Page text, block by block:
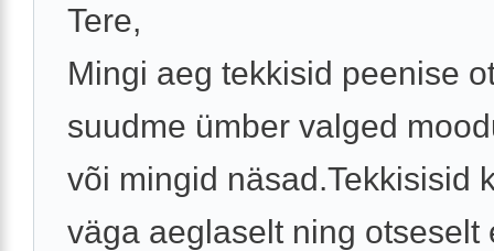
Tere,
Mingi aeg tekkisid peenise
suudme ümber valged
või mingid näsad.Tekkisisid
väga aeglaselt ning otseselt